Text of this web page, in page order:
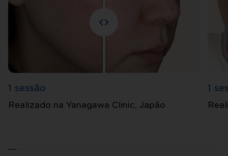
1 sessão
Realizado na Yanagawa Clinic, Japão
1